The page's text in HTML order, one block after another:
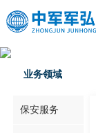
业务领域
保安服务